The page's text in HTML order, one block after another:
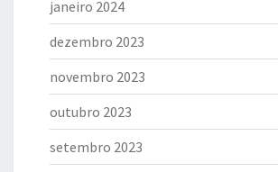
janeiro 2024
dezembro 2023
novembro 2023
outubro 2023
setembro 2023